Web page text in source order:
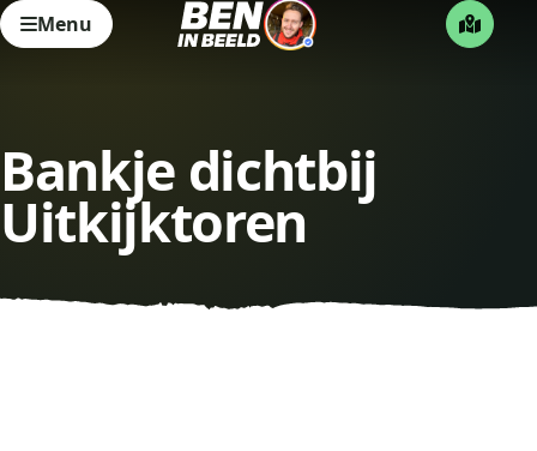
Menu
Bankje dichtbij
Uitkijktoren